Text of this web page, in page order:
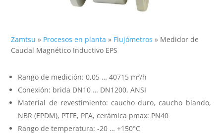
Zamtsu » Procesos en planta » Flujómetros » Medidor de
Caudal Magnético Inductivo EPS
Rango de medición: 0,05 … 40715 m³/h
Conexión: brida DN10 … DN1200, ANSI
Material de revestimiento: caucho duro, caucho blando,
NBR (EPDM), PTFE, PFA, cerámica pmax: PN40
Rango de temperatura: -20 … +150°C